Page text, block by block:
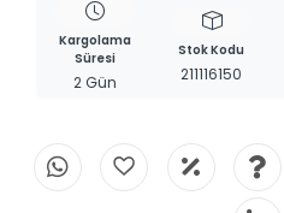
Kargolama
Süresi
2 Gün
Stok Kodu
211116150